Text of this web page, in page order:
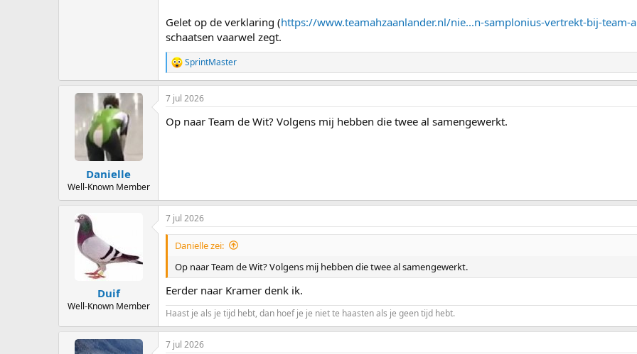
Gelet op de verklaring (https://www.teamahzaanlander.nl/nie...n-samplonius-vertrekt-bij-team-
schaatsen vaarwel zegt.
R
e
a
c
i
SprintMaster
Danielle
Well-Known Member
7 jul 2026
Op naar Team de Wit? Volgens mij hebben die twee al samengewerkt.
Duif
Well-Known Member
7 jul 2026
Danielle zei:
Op naar Team de Wit? Volgens mij hebben die twee al samengewerkt.
Eerder naar Kramer denk ik.
Haast je als je tijd hebt, dan hoef je je niet te haasten als je geen tijd hebt.
7 jul 2026